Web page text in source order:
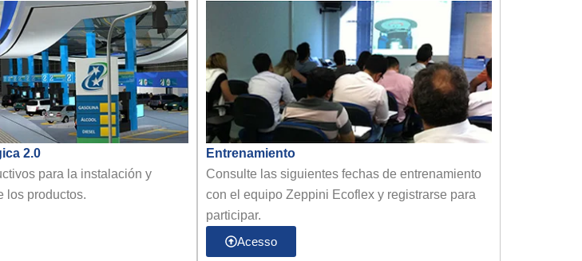
2.0
para la instalación y
los productos.
Entrenamiento
Consulte las siguientes fechas de entrenamiento
con el equipo Zeppini Ecoflex y registrarse para
participar.
Acesso